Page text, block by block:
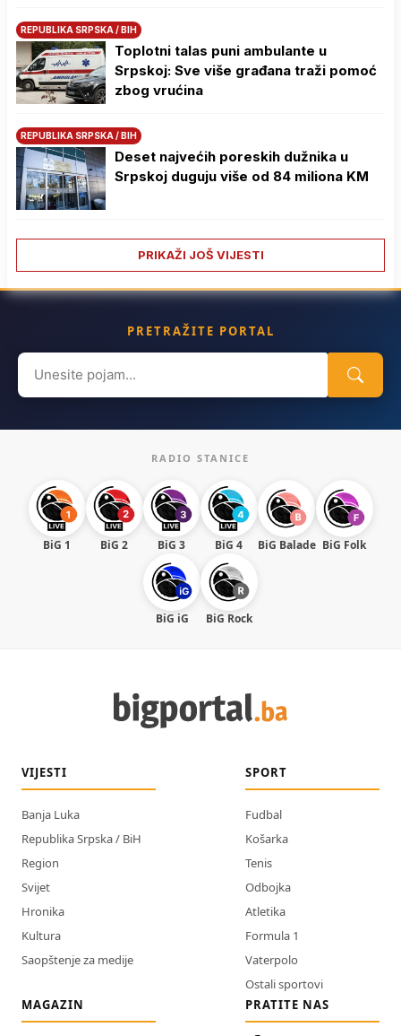
REPUBLIKA SRPSKA / BIH
Toplotni talas puni ambulante u
Srpskoj: Sve više građana traži pomoć
zbog vrućina
REPUBLIKA SRPSKA / BIH
Deset najvećih poreskih dužnika u
Srpskoj duguju više od 84 miliona KM
PRIKAŽI JOŠ VIJESTI
PRETRAŽITE PORTAL
Search
for:
RADIO STANICE
BiG 1 BiG 2 BiG 3 BiG 4 BiG Balade BiG Folk
BiG iG BiG Rock
VIJESTI
Banja Luka
Republika Srpska / BiH
Region
Svijet
Hronika
Kultura
Saopštenje za medije
SPORT
Fudbal
Košarka
Tenis
Odbojka
Atletika
Formula 1
Vaterpolo
Ostali sportovi
MAGAZIN
PRATITE NAS